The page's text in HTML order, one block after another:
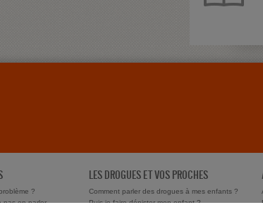
?
pas en parler
LES DROGUES ET VOS PROCHES
Comment parler des drogues à mes enfants ?
Puis-je faire dépister mon enfant ?